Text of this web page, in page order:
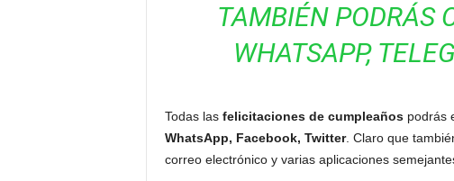
TAMBIÉN PODRÁS
WHATSAPP,
Todas las felicitaciones de cumpleañospodrás
WhatsApp, Facebook, Twitter. Claro que
correo electrónico y varias aplicaciones